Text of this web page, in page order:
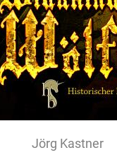
Jörg Kastner